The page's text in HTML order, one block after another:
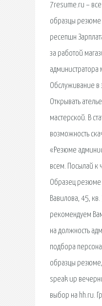
7resume.ru –
образцы резюме
ресепшн
за работой
администратора
Обслуживание в
Открывать
мастерской. В
возможность
«Резюме
всем. Посылай к
Образец резюме
Вавилова, 45,
рекомендуем
на должность
подбора
образцы
speak up
выбор на hh.ru.